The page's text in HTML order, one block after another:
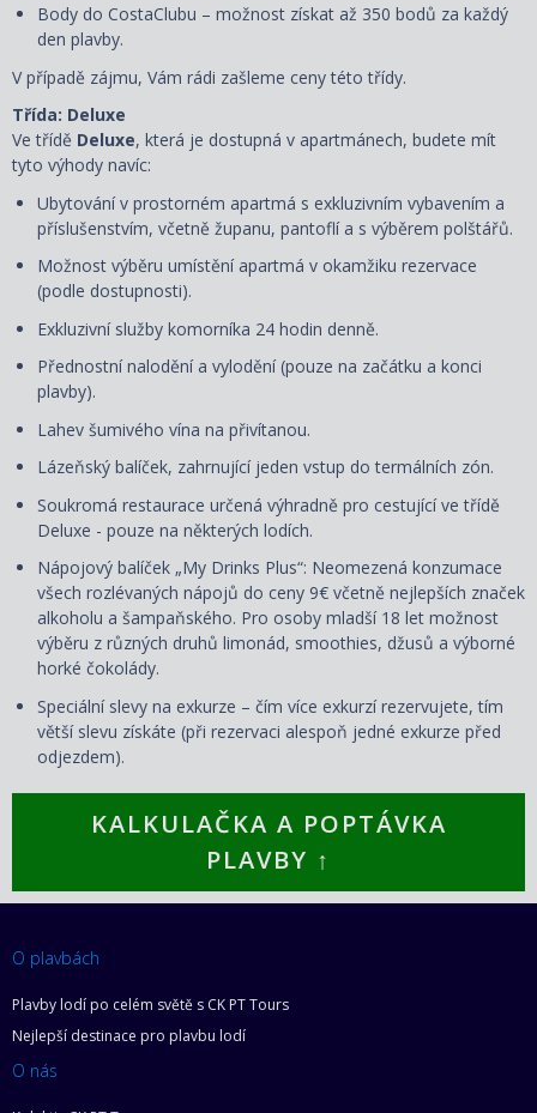
Body do CostaClubu – možnost získat až 350 bodů za každý
den plavby.
V případě zájmu, Vám rádi zašleme ceny této třídy.
Třída: Deluxe
Ve třídě Deluxe, která je dostupná v apartmánech, budete mít
tyto výhody navíc:
Ubytování v prostorném apartmá s exkluzivním vybavením a
příslušenstvím, včetně županu, pantoflí a s výběrem polštářů.
Možnost výběru umístění apartmá v okamžiku rezervace
(podle dostupnosti).
Exkluzivní služby komorníka 24 hodin denně.
Přednostní nalodění a vylodění (pouze na začátku a konci
plavby).
Lahev šumivého vína na přivítanou.
Lázeňský balíček, zahrnující jeden vstup do termálních zón.
Soukromá restaurace určená výhradně pro cestující ve třídě
Deluxe - pouze na některých lodích.
Nápojový balíček „My Drinks Plus“: Neomezená konzumace
všech rozlévaných nápojů do ceny 9€ včetně nejlepších značek
alkoholu a šampaňského. Pro osoby mladší 18 let možnost
výběru z různých druhů limonád, smoothies, džusů a výborné
horké čokolády.
Speciální slevy na exkurze – čím více exkurzí rezervujete, tím
větší slevu získáte (při rezervaci alespoň jedné exkurze před
odjezdem).
KALKULAČKA A POPTÁVKA
PLAVBY ↑
O plavbách
Plavby lodí po celém světě s CK PT Tours
Nejlepší destinace pro plavbu lodí
O nás